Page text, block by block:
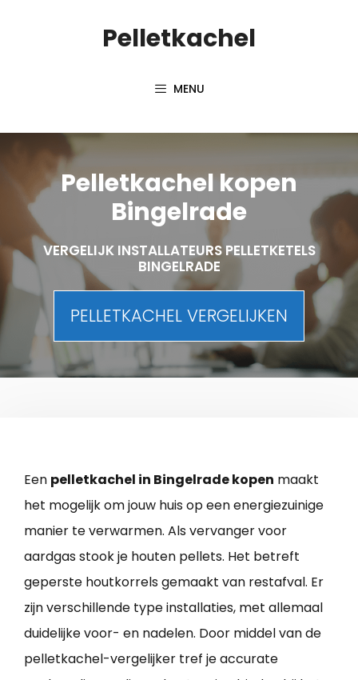
Pelletkachel
MENU
Pelletkachel kopen
Bingelrade
VERGELIJK INSTALLATEURS PELLETKETELS
BINGELRADE
PELLETKACHEL VERGELIJKEN
Een pelletkachel in Bingelrade kopen maakt
het mogelijk om jouw huis op een energiezuinige
manier te verwarmen. Als vervanger voor
aardgas stook je houten pellets. Het betreft
geperste houtkorrels gemaakt van restafval. Er
zijn verschillende type installaties, met allemaal
duidelijke voor- en nadelen. Door middel van de
pelletkachel-vergelijker tref je accurate